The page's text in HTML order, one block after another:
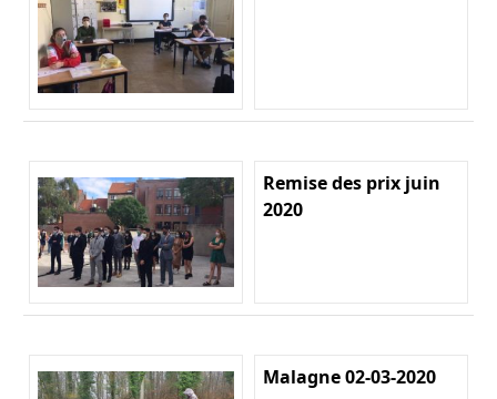
Remise des prix juin
2020
Malagne 02-03-2020